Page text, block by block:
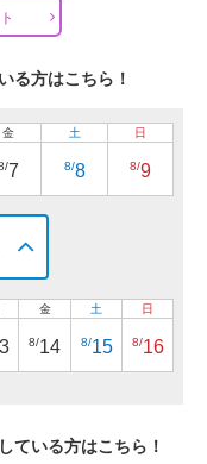
る方はこちら！
金
7
土
8/8
日
8/9
金
8/14
土
8/15
日
8/16
ている方はこちら！